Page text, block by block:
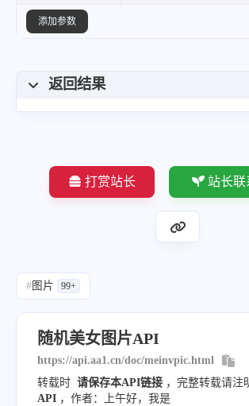
添加参数
返回结果
打赏站长 站长联
#图片 99+
随机美女图片API
https://api.aa1.cn/doc/meinvpic.html
转载时 请保存本API链接 ，完整转载请注
API ，作者：上午好，我是